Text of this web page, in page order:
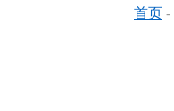
首页 -